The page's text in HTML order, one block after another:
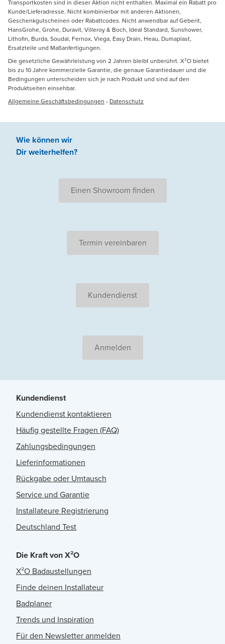
Transportkosten sind in dieser Aktion nicht enthalten. Maximal ein Rabatt pro
Kunde/Lieferadresse. Nicht kombinierbar mit anderen Aktionen,
Geschenkgutscheinen oder Rabattcodes. Nicht anwendbar auf Geberit,
HansGrohe, Grohe, Duravit, Villeroy & Boch, Ideal Standard, Sunshower,
Lithofin, Burda, Soudal, Fernox, Viega, Easy Drain, Heau, Dumaplast,
Ersatzteile und Maßanfertigungen.
Die gesetzliche Gewährleistung von 2 Jahren bleibt unberührt. X²O bietet
bis zu 10 Jahre kommerzielle Garantie, die genaue Garantiedauer und die
Bedingungen unterscheiden sich je nach Produkt und sind auf den
Produktseiten einsehbar.
Allgemeine Geschäftsbedingungen - Datenschutz
Wie können wir
Dir weiterhelfen?
Einen Showroom finden
Termin vereinbaren
Kundendienst
Anmelden
Kundendienst
Kundendienst kontaktieren
Häufig gestellte Fragen (FAQ)
Zahlungsbedingungen
Lieferinformationen
Rückgabe oder Umtausch
Service und Garantie
Installateure Registrierung
Deutschland Test
Die Kraft von X²O
X²O Badaustellungen
Finde deinen Installateur
Badplaner
Trends und Inspiration
Für den Newsletter anmelden